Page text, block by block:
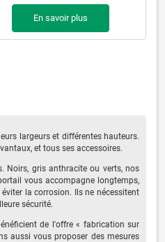
En savoir plus
largeurs et différentes hauteurs.
et tous ses accessoires.
Noirs, gris anthracite ou verts, nos
vous accompagne longtemps,
la corrosion. Ils ne nécessitent
sécurité.
de l'offre « fabrication sur
aussi vous proposer des mesures